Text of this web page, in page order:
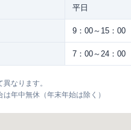
平日
9：00～15：00
7：00～24：00
なります。
年中無休（年末年始は除く）